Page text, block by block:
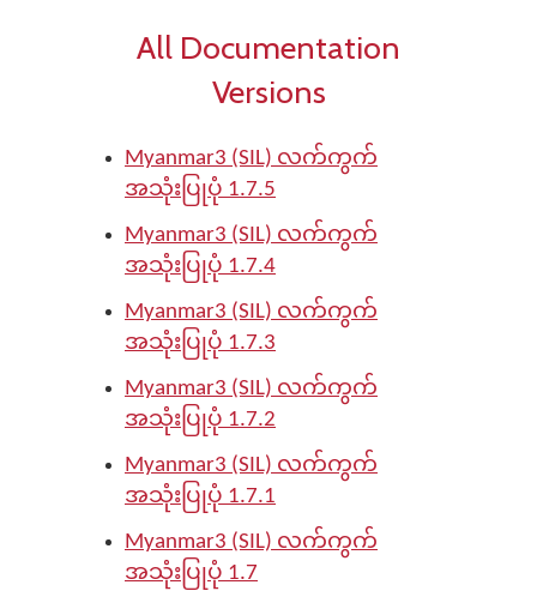
All Documentation
Versions
Myanmar3 (SIL) လက်ကွက်
အသုံးပြုပုံ 1.7.5
Myanmar3 (SIL) လက်ကွက်
အသုံးပြုပုံ 1.7.4
Myanmar3 (SIL) လက်ကွက်
အသုံးပြုပုံ 1.7.3
Myanmar3 (SIL) လက်ကွက်
အသုံးပြုပုံ 1.7.2
Myanmar3 (SIL) လက်ကွက်
အသုံးပြုပုံ 1.7.1
Myanmar3 (SIL) လက်ကွက်
အသုံးပြုပုံ 1.7